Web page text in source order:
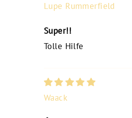
Lupe Rummerfield
Super!!
Tolle Hilfe
Waack